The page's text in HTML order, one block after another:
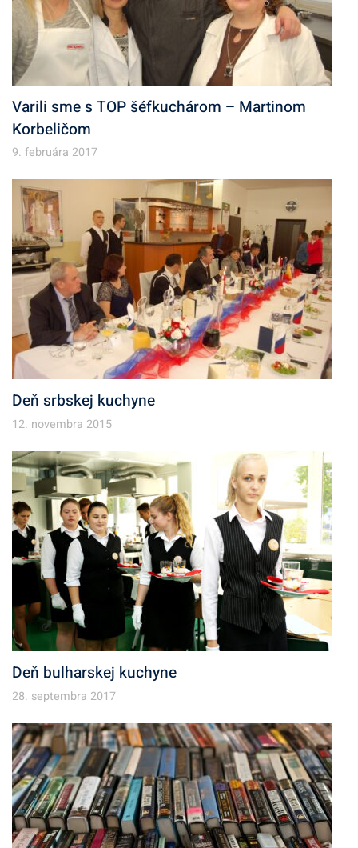
Varili sme s TOP šéfkuchárom – Martinom
Korbeličom
9. februára 2017
Deň srbskej kuchyne
12. novembra 2015
Deň bulharskej kuchyne
28. septembra 2017